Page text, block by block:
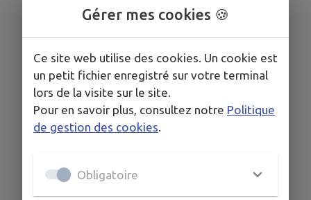
Gérer mes cookies 🍪
Ce site web utilise des cookies. Un cookie est
un petit fichier enregistré sur votre terminal
lors de la visite sur le site.
Pour en savoir plus, consultez notre Politique
de gestion des cookies.
Obligatoire